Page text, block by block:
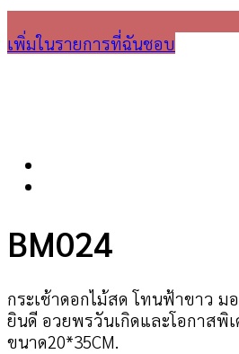
เพิ่มในรายการที่ฉันชอบ
BM024
กระเช้าดอกไม้สด โทนฟ้าขาว ม
ยินดี อวยพรวันเกิดและโอกาสพิ
ขนาด20*35CM.